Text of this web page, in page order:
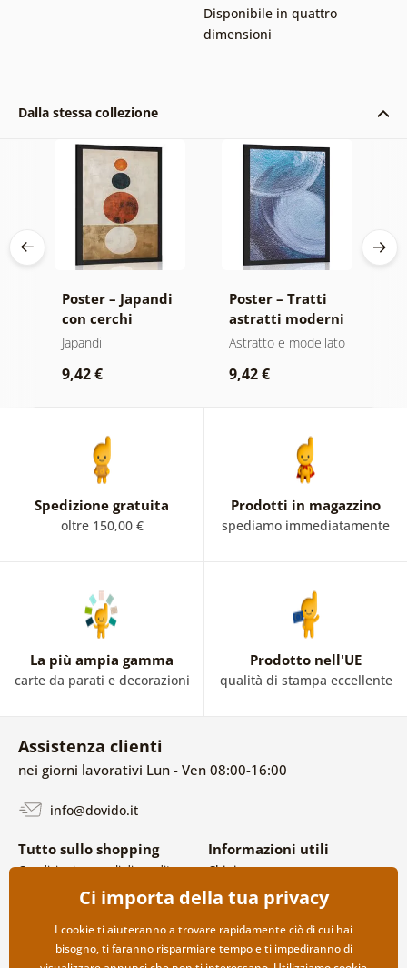
Disponibile in quattro
dimensioni
Dalla stessa collezione
Poster – Japandi
con cerchi
moderni
Japandi
9,42 €
Poster – Tratti
astratti moderni
Astratto e modellato
9,42 €
Spedizione gratuita
oltre 150,00 €
Prodotti in magazzino
spediamo immediatamente
La più ampia gamma
carte da parati e decorazioni
Prodotto nell'UE
qualità di stampa eccellente
Assistenza clienti
nei giorni lavorativi Lun - Ven 08:00-16:00
info@dovido.it
Tutto sullo shopping
Condizioni generali di vendita e
Politica sulla privacy
Opzioni di spedizione e
pagamento
Reso della merce
Informazioni utili
Chi siamo
FAQ
Contatti
Collaborazione all’ingrosso
Ci importa della tua privacy
I cookie ti aiuteranno a trovare rapidamente ciò di cui hai
bisogno, ti faranno risparmiare tempo e ti impediranno di